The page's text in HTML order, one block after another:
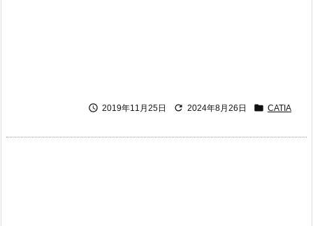
 2019年11月25日  2024年8月26日  CATIA